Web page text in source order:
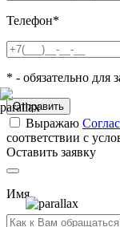
Телефон*
* - обязательно для
Отправить
Выражаю
соответствии с
Оставить заявку
Имя